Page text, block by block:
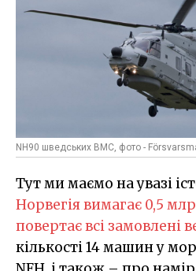
NH90 шведських ВМС, фото -
Тут ми маємо на увазі
Норвегія вимагає 0,5
повертає всі замовлені
кількості 14 машин у